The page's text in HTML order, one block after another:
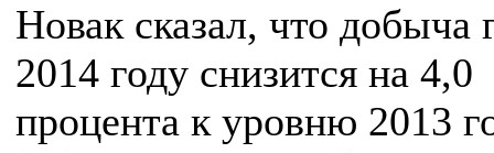
Новак сказал, что добыча
2014 году снизится на 4,0
процента к уровню 2013